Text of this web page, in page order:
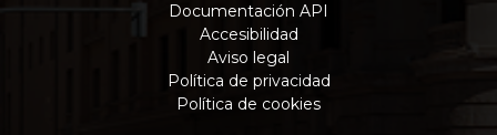
Documentación API
Accesibilidad
Aviso legal
Política de privacidad
Política de cookies